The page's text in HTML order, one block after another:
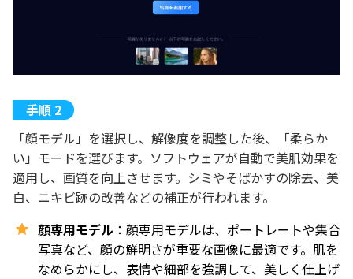
「顔モデル」を選択し、解像度を調整した後、「柔らか
い」モードを選びます。ソフトウェアが自動で美肌効果を
適用し、画質を向上させます。シミやそばかすの除去、美
白、ニキビ跡の改善などの補正が行われます。
顔専用モデル ：顔専用モデルは、ポートレートや集合
写真など、顔の鮮明さが重要な画像に最適です。肌を
なめらかにし、表情や細部を強調して、美しく仕上げ